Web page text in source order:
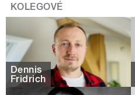
KOLEGOVÉ
Dennis
Fridrich